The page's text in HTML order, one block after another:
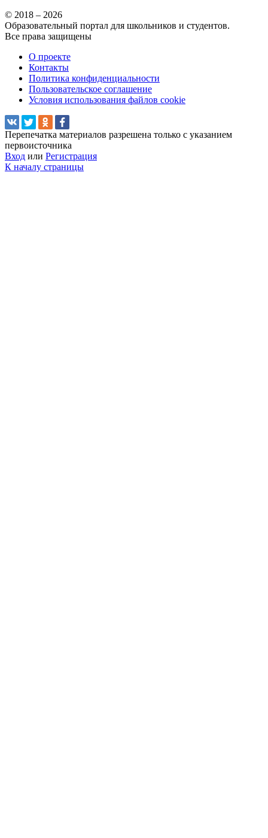
© 2018 – 2026
Образовательный портал для школьников и студентов.
Все права защищены
О проекте
Контакты
Политика конфиденциальности
Пользовательское соглашение
Условия использования файлов cookie
Перепечатка материалов разрешена только с указанием
первоисточника
Вход или Регистрация
К началу страницы